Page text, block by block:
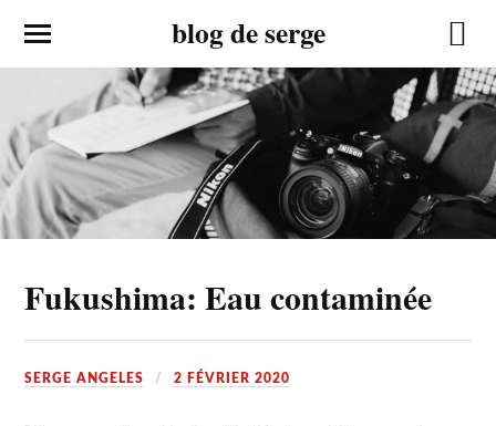
blog de serge
Fukushima: Eau contaminée
SERGE ANGELES 2 FÉVRIER 2020